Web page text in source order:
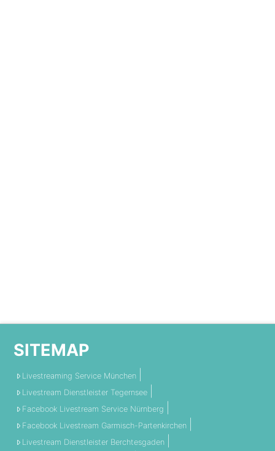
SITEMAP
Livestreaming Service München
Livestream Dienstleister Tegernsee
Facebook Livestream Service Nürnberg
Facebook Livestream Garmisch-Partenkirchen
Livestream Dienstleister Berchtesgaden